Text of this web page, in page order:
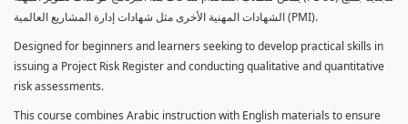
الشهادات المهنية الأخرى مثل شهادات إدارة المشاريع العالمية (PMI).
Designed for beginners and learners seeking to develop practical skills in
issuing a Project Risk Register and conducting qualitative and quantitative
risk assessments.
This course combines Arabic instruction with English materials to ensure